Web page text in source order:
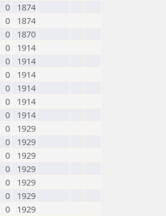
0
1874
0
1874
0
1870
0
1914
0
1914
0
1914
0
1914
0
1914
0
1914
0
1929
0
1929
0
1929
0
1929
0
1929
0
1929
0
1929